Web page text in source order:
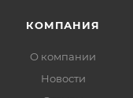
КОМПАНИЯ
О компании
Новости